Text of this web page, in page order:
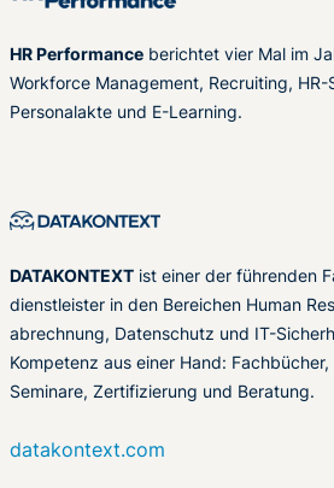
HR Performance berichtet vier Mal im
Workforce Management, Recruiting,
Personalakte und E-Learning.
DATAKONTEXT ist einer der führenden
dienstleister in den Bereichen Human
abrechnung, Datenschutz und IT-
Kompetenz aus einer Hand:
Seminare, Zertifizierung und Beratung.
datakontext.com